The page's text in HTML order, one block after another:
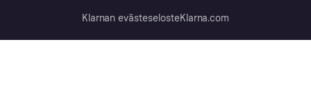
Klarnan evästeselosteKlarna.com